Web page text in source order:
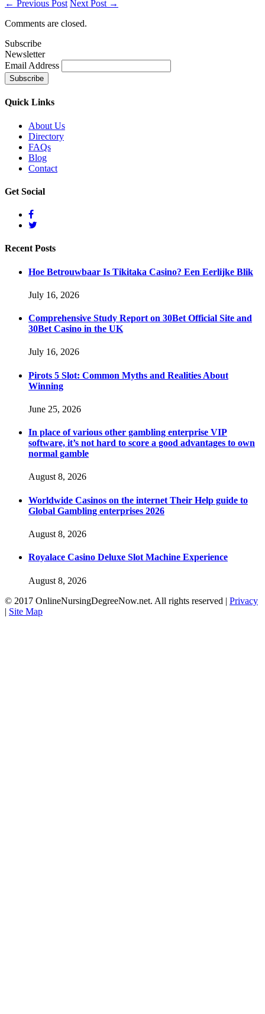
← Previous Post Next Post →
Comments are closed.
Subscribe
Newsletter
Email Address
Quick Links
About Us
Directory
FAQs
Blog
Contact
Get Social
Recent Posts
Hoe Betrouwbaar Is Tikitaka Casino? Een Eerlijke Blik
July 16, 2026
Comprehensive Study Report on 30Bet Official Site and
30Bet Casino in the UK
July 16, 2026
Pirots 5 Slot: Common Myths and Realities About
Winning
June 25, 2026
In place of various other gambling enterprise VIP
software, it’s not hard to score a good advantages to own
normal gamble
August 8, 2026
Worldwide Casinos on the internet Their Help guide to
Global Gambling enterprises 2026
August 8, 2026
Royalace Casino Deluxe Slot Machine Experience
August 8, 2026
© 2017 OnlineNursingDegreeNow.net. All rights reserved | Privacy
| Site Map